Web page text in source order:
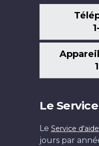
Le
Le Service
jours par